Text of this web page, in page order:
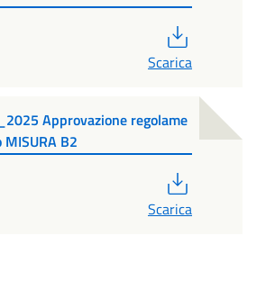
Scarica
Approvazione regolame
MISURA B2
Scarica